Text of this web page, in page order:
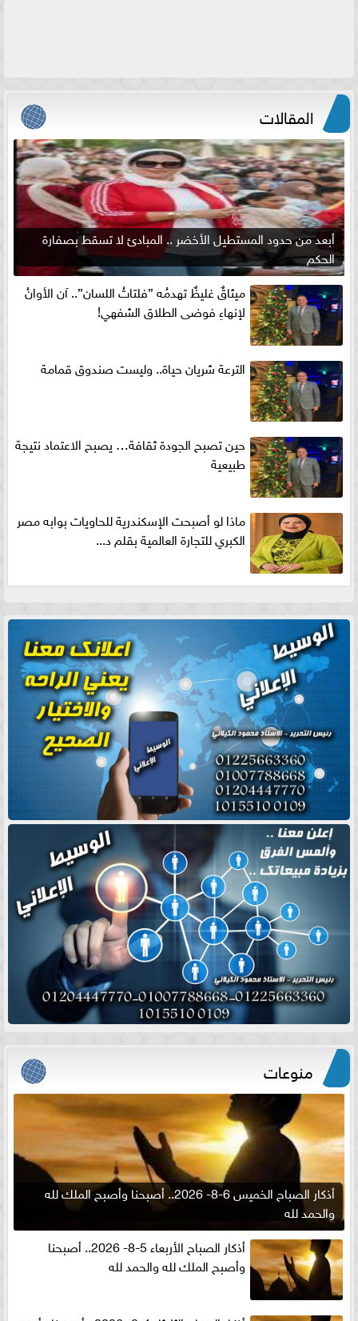
المقالات
أبعد من حدود المستطيل الأخضر .. المبادئ لا تسقط بصفارة
الحكم
ميثاقٌ غليظٌ تهدمُه ”فلتاتُ اللسان”.. آن الأوانُ
لإنهاءِ فوضى الطلاق الشفهي!
الترعة شريان حياة.. وليست صندوق قمامة
حين تصبح الجودة ثقافة… يصبح الاعتماد نتيجة
طبيعية
ماذا لو أصبحت الإسكندرية للحاويات بوابه مصر
الكبري للتجارة العالمية بقلم د...
منوعات
أذكار الصباح الخميس 6-8- 2026.. أصبحنا وأصبح الملك لله
والحمد لله
أذكار الصباح الأربعاء 5-8- 2026.. أصبحنا
وأصبح الملك لله والحمد لله